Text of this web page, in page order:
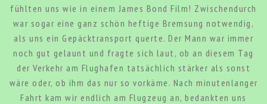
fühlten uns wie in einem James Bond Film! Zwischendurch
war sogar eine ganz schön heftige Bremsung notwendig,
als uns ein Gepäcktransport querte. Der Mann war immer
noch gut gelaunt und fragte sich laut, ob an diesem Tag
der Verkehr am Flughafen tatsächlich stärker als sonst
wäre oder, ob ihm das nur so vorkäme. Nach minutenlanger
Fahrt kam wir endlich am Flugzeug an, bedankten uns